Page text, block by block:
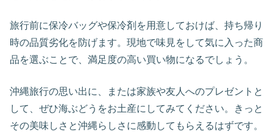
旅行前に保冷バッグや保冷剤を用意しておけば、持ち帰り
時の品質劣化を防げます。現地で味見をして気に入った商
品を選ぶことで、満足度の高い買い物になるでしょう。
沖縄旅行の思い出に、または家族や友人へのプレゼントと
して、ぜひ海ぶどうをお土産にしてみてください。きっと
その美味しさと沖縄らしさに感動してもらえるはずです。